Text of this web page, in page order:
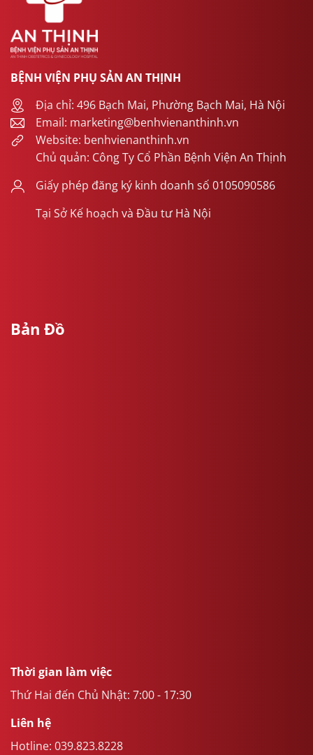
BỆNH VIỆN PHỤ SẢN AN THỊNH
Địa chỉ: 496 Bạch Mai, Phường Bạch Mai, Hà Nội
Email: marketing@benhvienanthinh.vn
Website: benhvienanthinh.vn
Chủ quản: Công Ty Cổ Phần Bệnh Viện An Thịnh
Giấy phép đăng ký kinh doanh số 0105090586
Tại Sở Kế hoạch và Đầu tư Hà Nội
Bản Đồ
Thời gian làm việc
Thứ Hai đến Chủ Nhật: 7:00 - 17:30
Liên hệ
Hotline: 039.823.8228